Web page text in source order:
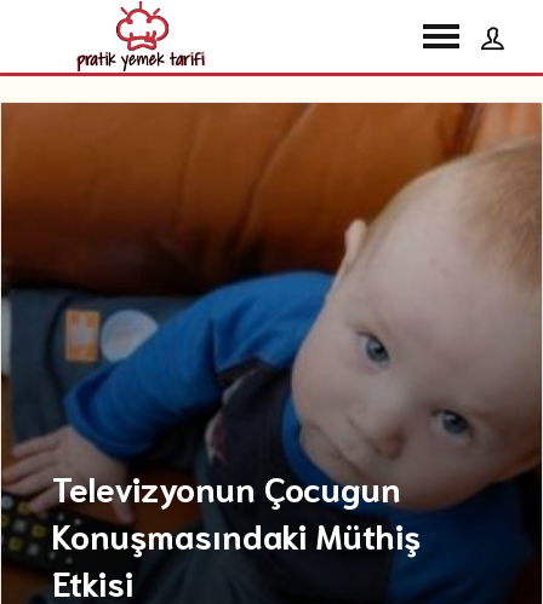
Televizyonun Çocugun
Konuşmasındaki Müthiş
Etkisi